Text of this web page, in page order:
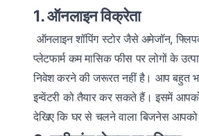
1. ऑनलाइन विक्रेता
ऑनलाइन शॉपिंग स्टोर जैसे अमेजॉन,
प्लेटफार्म कम मासिक फीस पर लोगों के
निवेश करने की जरूरत नहीं है। आप बहुत
इन्वेंटरी को तैयार कर सकते हैं। इसमें आपको
देखिए कि घर से चलने वाला बिजनेस